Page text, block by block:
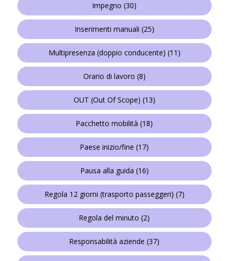
Impegno (30)
Inserimenti manuali (25)
Multipresenza (doppio conducente) (11)
Orario di lavoro (8)
OUT (Out Of Scope) (13)
Pacchetto mobilità (18)
Paese inizio/fine (17)
Pausa alla guida (16)
Regola 12 giorni (trasporto passeggeri) (7)
Regola del minuto (2)
Responsabilità aziende (37)